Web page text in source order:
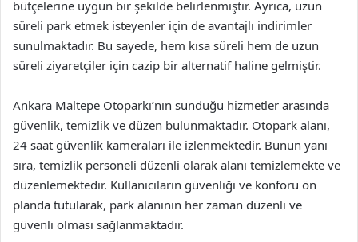
bütçelerine uygun bir şekilde belirlenmiştir. Ayrıca, uzun
süreli park etmek isteyenler için de avantajlı indirimler
sunulmaktadır. Bu sayede, hem kısa süreli hem de uzun
süreli ziyaretçiler için cazip bir alternatif haline gelmiştir.
Ankara Maltepe Otoparkı’nın sunduğu hizmetler arasında
güvenlik, temizlik ve düzen bulunmaktadır. Otopark alanı,
24 saat güvenlik kameraları ile izlenmektedir. Bunun yanı
sıra, temizlik personeli düzenli olarak alanı temizlemekte ve
düzenlemektedir. Kullanıcıların güvenliği ve konforu ön
planda tutularak, park alanının her zaman düzenli ve
güvenli olması sağlanmaktadır.